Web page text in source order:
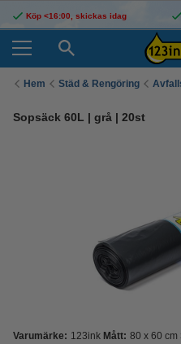
Köp <16:00, skickas idag
Hem Städ & Rengöring
Sopsäck 60L | grå | 20st
Varumärke: 123ink Mått: 80 x 60 cm